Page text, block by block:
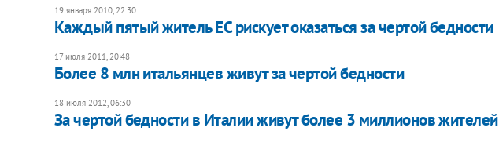
19 января 2010, 22:30
Каждый пятый житель ЕС рискует оказаться за чертой бедности
17 июля 2011, 20:48
Более 8 млн итальянцев живут за чертой бедности
18 июля 2012, 06:30
За чертой бедности в Италии живут более 3 миллионов жителей